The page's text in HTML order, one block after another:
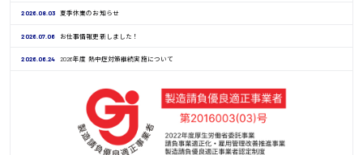
2026.08.03 夏季休業のお知らせ
2026.07.06 お仕事情報更新しました！
2026.06.24 2026年度 熱中症対策継続実施について